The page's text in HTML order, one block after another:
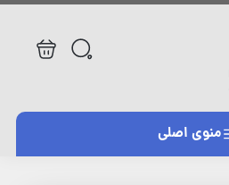
منوی اصلی